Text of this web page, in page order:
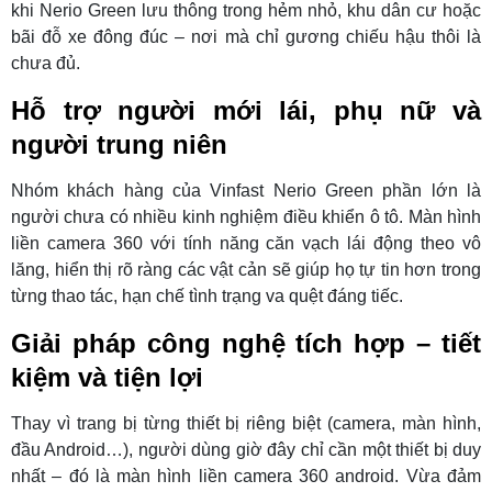
khi Nerio Green lưu thông trong hẻm nhỏ, khu dân cư hoặc
bãi đỗ xe đông đúc – nơi mà chỉ gương chiếu hậu thôi là
chưa đủ.
Hỗ trợ người mới lái, phụ nữ và
người trung niên
Nhóm khách hàng của Vinfast Nerio Green phần lớn là
người chưa có nhiều kinh nghiệm điều khiển ô tô. Màn hình
liền camera 360 với tính năng căn vạch lái động theo vô
lăng, hiển thị rõ ràng các vật cản sẽ giúp họ tự tin hơn trong
từng thao tác, hạn chế tình trạng va quệt đáng tiếc.
Giải pháp công nghệ tích hợp – tiết
kiệm và tiện lợi
Thay vì trang bị từng thiết bị riêng biệt (camera, màn hình,
đầu Android…), người dùng giờ đây chỉ cần một thiết bị duy
nhất – đó là màn hình liền camera 360 android. Vừa đảm